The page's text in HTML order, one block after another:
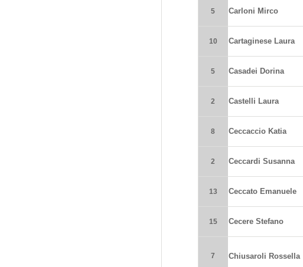
5
Carloni Mirco
10
Cartaginese Laura
5
Casadei Dorina
2
Castelli Laura
8
Ceccaccio Katia
2
Ceccardi Susanna
13
Ceccato Emanuele
15
Cecere Stefano
7 Chiusaroli Rossella